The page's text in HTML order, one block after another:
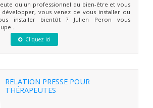
ou un professionnel du bien-être et vous
vous venez de vous installer ou
installer bientôt ? Julien Peron vous
Cliquez ici
RELATION PRESSE POUR
THÉRAPEUTES